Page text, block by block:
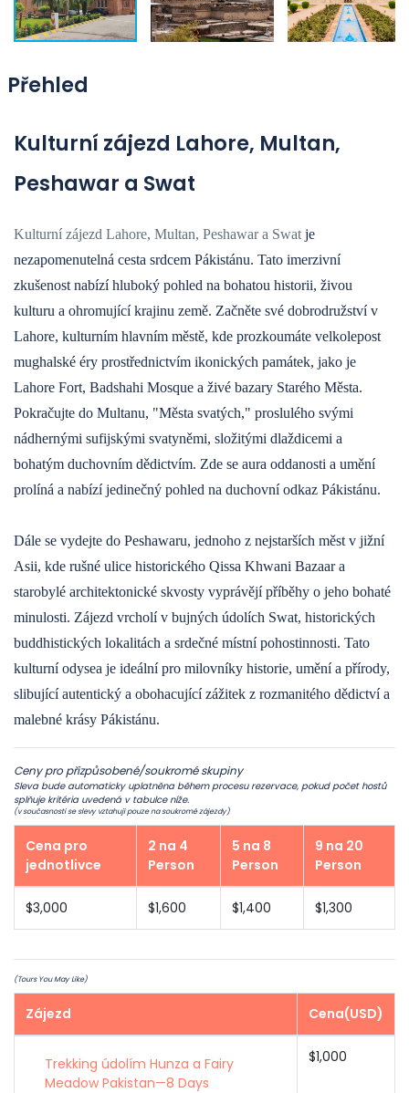
Přehled
Kulturní zájezd Lahore, Multan,
Peshawar a Swat
Kulturní zájezd Lahore, Multan, Peshawar a Swat je
nezapomenutelná cesta srdcem Pákistánu. Tato imerzivní
zkušenost nabízí hluboký pohled na bohatou historii, živou
kulturu a ohromující krajinu země. Začněte své dobrodružství v
Lahore, kulturním hlavním městě, kde prozkoumáte velkolepost
mughalské éry prostřednictvím ikonických památek, jako je
Lahore Fort, Badshahi Mosque a živé bazary Starého Města.
Pokračujte do Multanu, "Města svatých," proslulého svými
nádhernými sufijskými svatyněmi, složitými dlaždicemi a
bohatým duchovním dědictvím. Zde se aura oddanosti a umění
prolíná a nabízí jedinečný pohled na duchovní odkaz Pákistánu.
Dále se vydejte do Peshawaru, jednoho z nejstarších měst v jižní
Asii, kde rušné ulice historického Qissa Khwani Bazaar a
starobylé architektonické skvosty vyprávějí příběhy o jeho bohaté
minulosti. Zájezd vrcholí v bujných údolích Swat, historických
buddhistických lokalitách a srdečné místní pohostinnosti. Tato
kulturní odysea je ideální pro milovníky historie, umění a přírody,
slibující autentický a obohacující zážitek z rozmanitého dědictví a
malebné krásy Pákistánu.
Ceny pro přizpůsobené/soukromé skupiny
Sleva bude automaticky uplatněna během procesu rezervace, pokud počet hostů
splňuje kritéria uvedená v tabulce níže.
(v současnosti se slevy vztahují pouze na soukromé zájezdy)
Cena pro
jednotlivce
2 na 4
Person
5 na 8
Person
9 na 20
Person
$3,000 $1,600 $1,400 $1,300
(Tours You May Like)
Zájezd Cena(USD)
Trekking údolím Hunza a Fairy
Meadow Pakistan—8 Days
$1,000